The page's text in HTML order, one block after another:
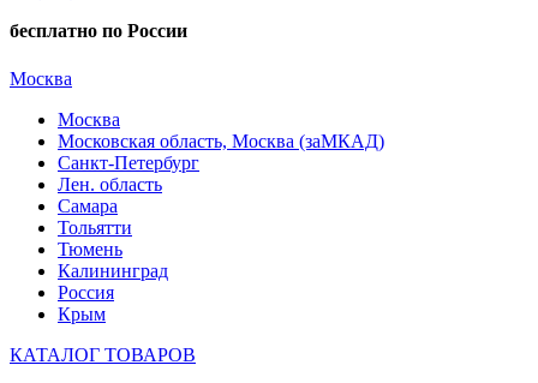
бесплатно по России
Москва
Москва
Московская область, Москва (заМКАД)
Санкт-Петербург
Лен. область
Самара
Тольятти
Тюмень
Калининград
Россия
Крым
КАТАЛОГ ТОВАРОВ